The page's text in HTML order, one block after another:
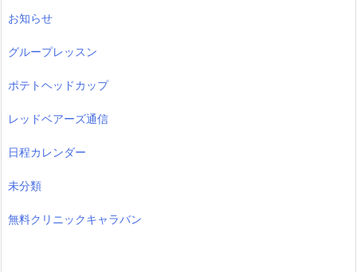
お知らせ
グループレッスン
ポテトヘッドカップ
レッドベアーズ通信
日程カレンダー
未分類
無料クリニックキャラバン